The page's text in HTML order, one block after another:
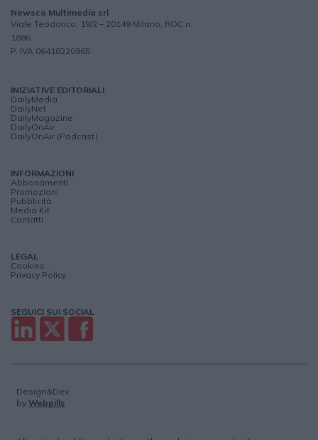
Newsco Multimedia srl
Viale Teodorico, 19/2 – 20149 Milano, ROC n.
1886
P. IVA 06418220965
INIZIATIVE EDITORIALI
DailyMedia
DailyNet
DailyMagazine
DailyOnAir
DailyOnAir (Podcast)
INFORMAZIONI
Abbonamenti
Promozioni
Pubblicità
Media Kit
Contatti
LEGAL
Cookies
Privacy Policy
SEGUICI SUI SOCIAL
Design&Dev
by Webpills